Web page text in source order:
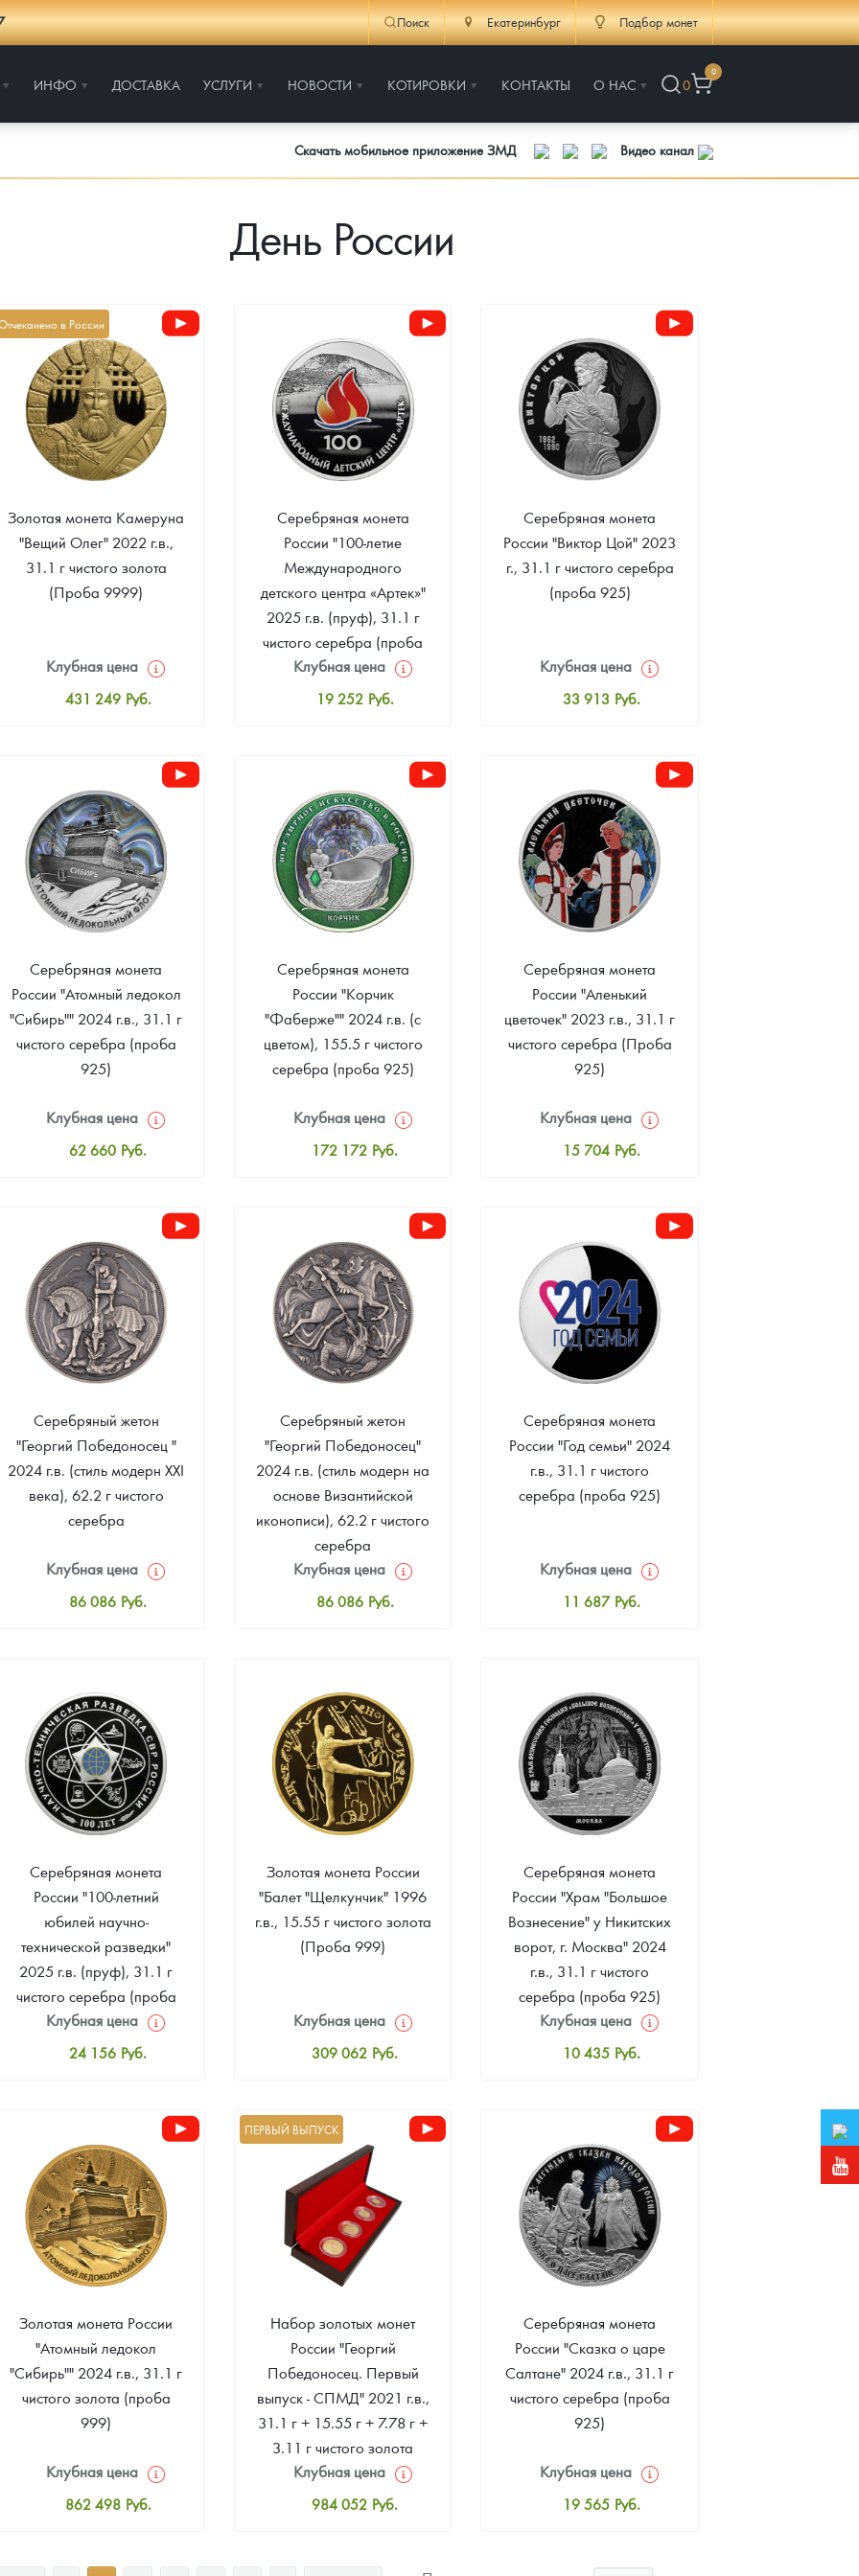
Поиск Екатеринбург Подбор монет
ИНФО ДОСТАВКА УСЛУГИ НОВОСТИ КОТИРОВКИ КОНТАКТЫ О НАС 0
0
платины на 2026 год
Скачать мобильное приложение ЗМД Видео канал
День России
в России
Золотая монета Камеруна
"Вещий Олег" 2022 г.в.,
31.1 г чистого золота
(Проба 9999)
Клубная цена
431 249 Руб.
373 749 Руб.
Серебряная монета
России "100-летие
Международного
детского центра «Артек»"
2025 г.в. (пруф), 31.1 г
чистого серебра (проба
925)
Клубная цена
19 252 Руб.
Звоните
Серебряная монета
России "Виктор Цой" 2023
г., 31.1 г чистого серебра
(проба 925)
Клубная цена
33 913 Руб.
Звоните
Серебряная монета
России "Атомный ледокол
"Сибирь"" 2024 г.в., 31.1 г
чистого серебра (проба
925)
Клубная цена
62 660 Руб.
Звоните
Серебряная монета
России "Корчик
"Фаберже"" 2024 г.в. (с
цветом), 155.5 г чистого
серебра (проба 925)
Клубная цена
172 172 Руб.
Звоните
Серебряная монета
России "Аленький
цветочек" 2023 г.в., 31.1 г
чистого серебра (Проба
925)
Клубная цена
15 704 Руб.
Звоните
Серебряный жетон
"Георгий Победоносец "
2024 г.в. (стиль модерн XXI
века), 62.2 г чистого
серебра
Клубная цена
86 086 Руб.
Звоните
Серебряный жетон
"Георгий Победоносец"
2024 г.в. (стиль модерн на
основе Византийской
иконописи), 62.2 г чистого
серебра
Клубная цена
86 086 Руб.
Звоните
Серебряная монета
России "Год семьи" 2024
г.в., 31.1 г чистого
серебра (проба 925)
Клубная цена
11 687 Руб.
Звоните
Серебряная монета
России "100-летний
юбилей научно-
технической разведки"
2025 г.в. (пруф), 31.1 г
чистого серебра (проба
925)
Клубная цена
24 156 Руб.
Звоните
Золотая монета России
"Балет "Щелкунчик" 1996
г.в., 15.55 г чистого золота
(Проба 999)
Клубная цена
309 062 Руб.
310 859
Цена выкупа
Звоните
Серебряная монета
России "Храм "Большое
Вознесение" у Никитских
ворот, г. Москва" 2024
г.в., 31.1 г чистого
серебра (проба 925)
Клубная цена
10 435 Руб.
Звоните
Золотая монета России
"Атомный ледокол
"Сибирь"" 2024 г.в., 31.1 г
чистого золота (проба
999)
Клубная цена
862 498 Руб.
862 498 Руб.
ПЕРВЫЙ ВЫПУСК
Набор золотых монет
России "Георгий
Победоносец. Первый
выпуск - СПМД" 2021 г.в.,
31.1 г + 15.55 г + 7.78 г +
3.11 г чистого золота
(Проба 999)
Клубная цена
984 052 Руб.
984 052 Руб.
Серебряная монета
России "Сказка о царе
Салтане" 2024 г.в., 31.1 г
чистого серебра (проба
925)
Клубная цена
19 565 Руб.